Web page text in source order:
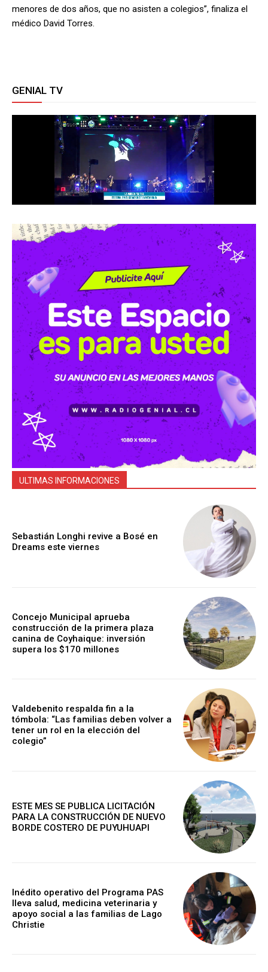
menores de dos años, que no asisten a colegios”, finaliza el
médico David Torres.
GENIAL TV
ULTIMAS INFORMACIONES
Sebastián Longhi revive a Bosé en
Dreams este viernes
Concejo Municipal aprueba
construcción de la primera plaza
canina de Coyhaique: inversión
supera los $170 millones
Valdebenito respalda fin a la
tómbola: “Las familias deben volver a
tener un rol en la elección del
colegio”
ESTE MES SE PUBLICA LICITACIÓN
PARA LA CONSTRUCCIÓN DE NUEVO
BORDE COSTERO DE PUYUHUAPI
Inédito operativo del Programa PAS
lleva salud, medicina veterinaria y
apoyo social a las familias de Lago
Christie